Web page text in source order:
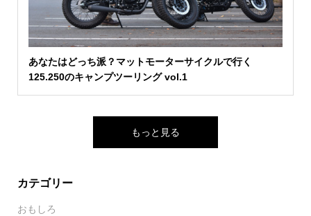
あなたはどっち派？マットモーターサイクルで行く
125.250のキャンプツーリング vol.1
もっと見る
カテゴリー
おもしろ